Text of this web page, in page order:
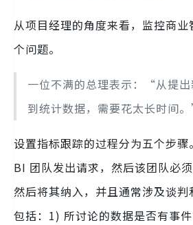
从项目经理的角度来看，监控商
个问题。
一位不满的总理表示：“从提
到统计数据，需要花太长时间。
设置指标跟踪的过程分为五个步骤
BI 团队发出请求，然后该团队必须
然后将其纳入，并且通常涉及谈
包括：1) 所讨论的数据是否有事